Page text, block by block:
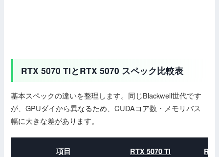
RTX 5070 TiとRTX 5070 スペック比較表
基本スペックの違いを整理します。同じBlackwell世代です
が、GPUダイから異なるため、CUDAコア数・メモリバス
幅に大きな差があります。
項目 RTX 5070 Ti